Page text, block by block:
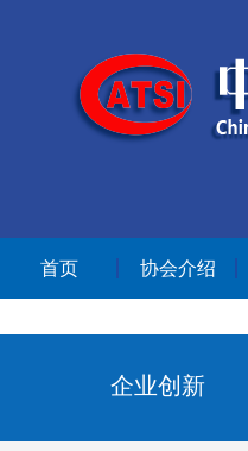
首页 协会介绍
企业创新